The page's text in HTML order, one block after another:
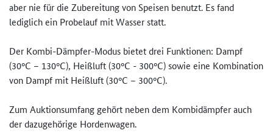
aber nie für die Zubereitung von Speisen benutzt. Es fand
lediglich ein Probelauf mit Wasser statt.
Der Kombi-Dämpfer-Modus bietet drei Funktionen: Dampf
(30°C – 130°C), Heißluft (30°C - 300°C) sowie eine Kombination
von Dampf mit Heißluft (30°C – 300°C).
Zum Auktionsumfang gehört neben dem Kombidämpfer auch
der dazugehörige Hordenwagen.